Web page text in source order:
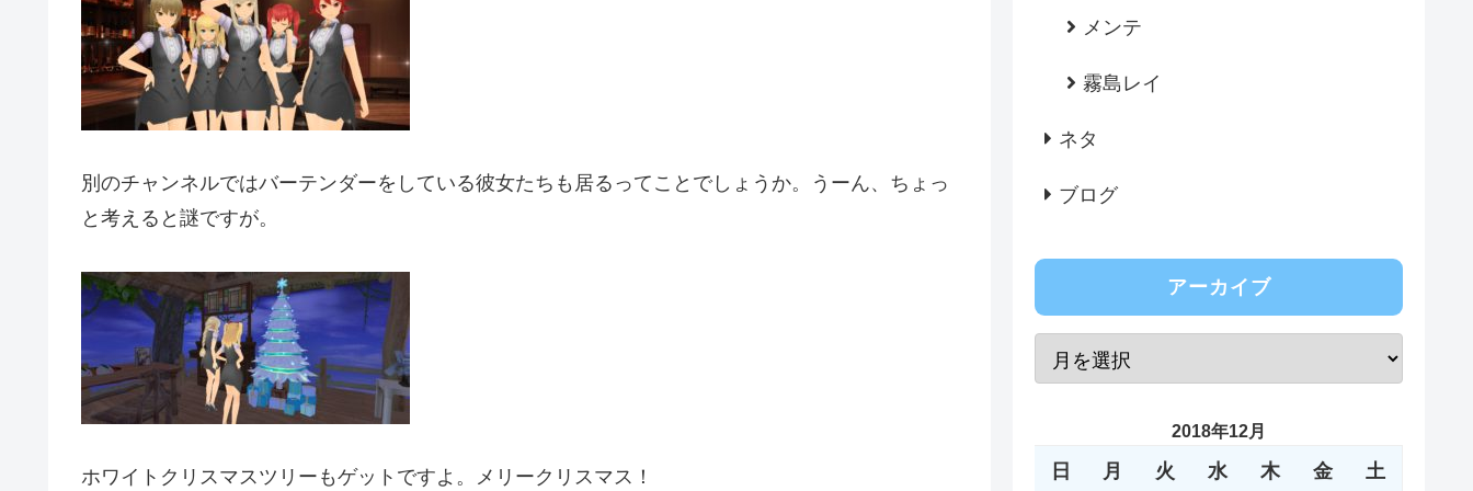
別のチャンネルではバーテンダーをしている彼女たちも居るってことでしょうか。うーん、ちょっ
と考えると謎ですが。
ホワイトクリスマスツリーもゲットですよ。メリークリスマス！
メンテ
霧島レイ
ネタ
ブログ
アーカイブ
2018年12月
日 月 火 水 木 金 土